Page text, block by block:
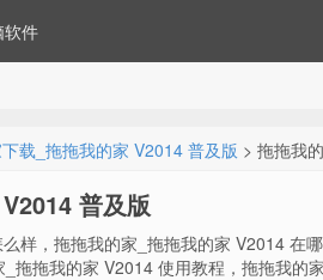
软件
载_拖拖我的家 V2014 普及版 > 拖拖我
普及版
样，拖拖我的家_拖拖我的家 V2014 在
拖拖我的家 V2014 使用教程，拖拖我的